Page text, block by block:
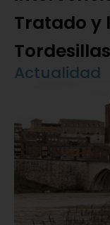
Tratado y
Tordesillas
Actualidad